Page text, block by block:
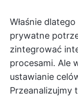
Właśnie
prywatne
zintegrować
procesami. Ale
ustawianie
Przeanalizujmy